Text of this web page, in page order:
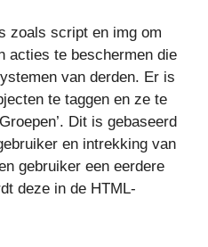
zoals script en img om
acties te beschermen die
van derden. Er is
te taggen en ze te
Dit is gebaseerd
en intrekking van
gebruiker een eerdere
deze in de HTML-